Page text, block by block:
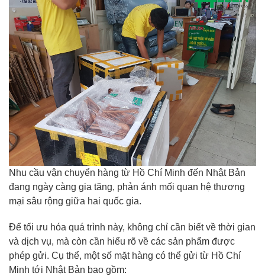
Nhu cầu vận chuyển hàng từ Hồ Chí Minh đến Nhật Bản
đang ngày càng gia tăng, phản ánh mối quan hệ thương
mại sâu rộng giữa hai quốc gia.
Để tối ưu hóa quá trình này, không chỉ cần biết về thời gian
và dịch vụ, mà còn cần hiểu rõ về các sản phẩm được
phép gửi. Cụ thể, một số mặt hàng có thể gửi từ Hồ Chí
Minh tới Nhật Bản bao gồm: